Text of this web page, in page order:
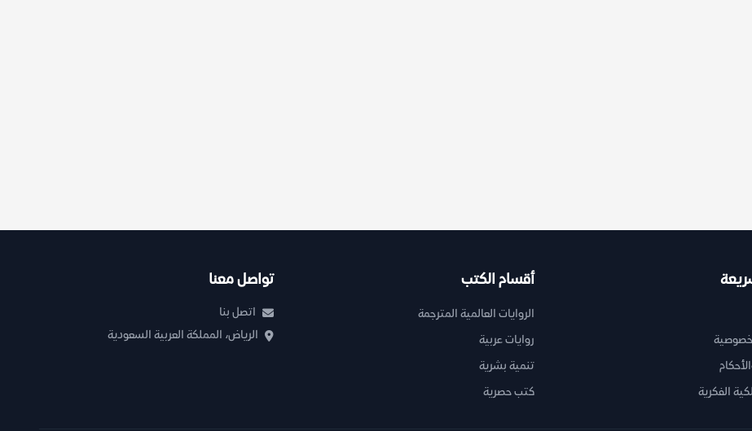
الفكرية
أقسام الكتب
الروايات العالمية المترجمة
روايات عربية
تنمية بشرية
كتب حصرية
تواصل معنا
اتصل بنا
الرياض، المملكة العربية السعودية